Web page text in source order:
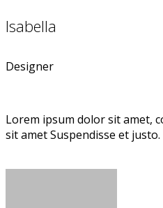
Isabella
Designer
Lorem ipsum dolor sit amet,
sit amet Suspendisse et justo.